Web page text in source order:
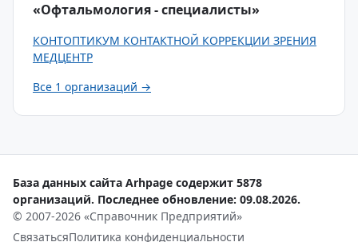
«Офтальмология - специалисты»
КОНТОПТИКУМ КОНТАКТНОЙ КОРРЕКЦИИ ЗРЕНИЯ
МЕДЦЕНТР
Все 1 организаций →
База данных сайта Arhpage содержит 5878
организаций. Последнее обновление: 09.08.2026.
© 2007-2026 «Справочник Предприятий»
СвязатьсяПолитика конфиденциальности